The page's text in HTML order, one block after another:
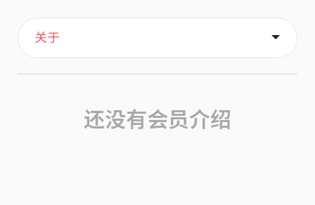
主页
音乐
喜欢
关于
还没有会员介绍